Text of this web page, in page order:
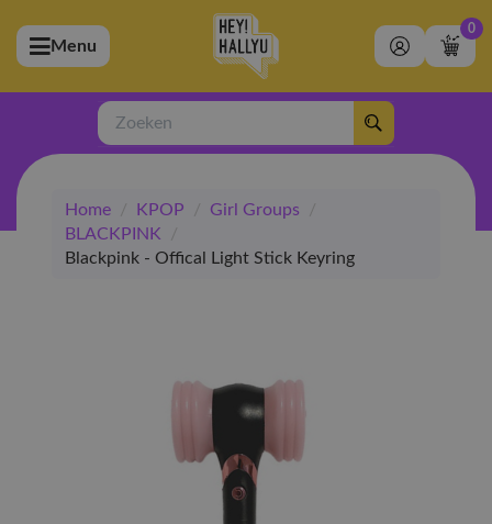
(Artiesten)
(Merchandise)
(Exclusive)
(Winkel)
Menu
0
Zoeken
Home / KPOP / Girl Groups
/
BLACKPINK
/
Blackpink - Offical Light Stick Keyring